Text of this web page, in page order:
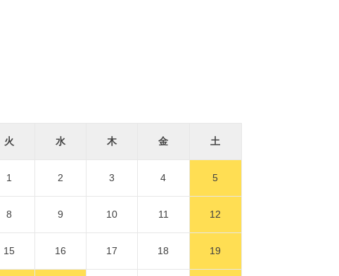
火 水 木 金 土
1 2 3 4 5
8 9 10 11 12
15 16 17 18 19